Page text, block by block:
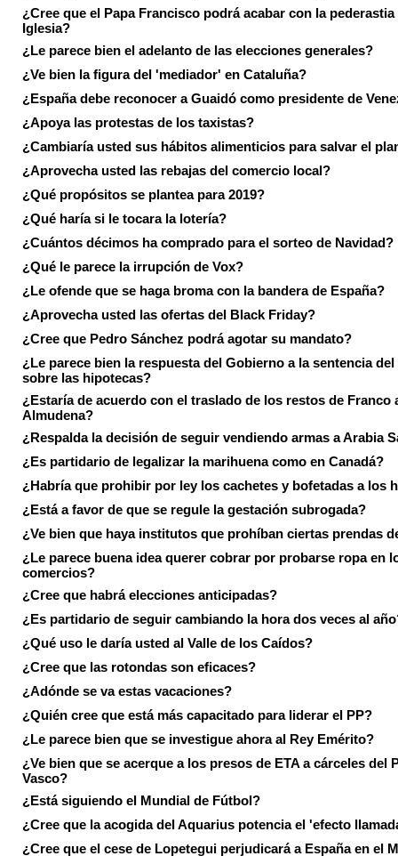
¿Cree que el Papa Francisco podrá acabar con la pederastia
Iglesia?
¿Le parece bien el adelanto de las elecciones generales?
¿Ve bien la figura del 'mediador' en Cataluña?
¿España debe reconocer a Guaidó como presidente de
¿Apoya las protestas de los taxistas?
¿Cambiaría usted sus hábitos alimenticios para salvar el
¿Aprovecha usted las rebajas del comercio local?
¿Qué propósitos se plantea para 2019?
¿Qué haría si le tocara la lotería?
¿Cuántos décimos ha comprado para el sorteo de Navidad?
¿Qué le parece la irrupción de Vox?
¿Le ofende que se haga broma con la bandera de España?
¿Aprovecha usted las ofertas del Black Friday?
¿Cree que Pedro Sánchez podrá agotar su mandato?
¿Le parece bien la respuesta del Gobierno a la sentencia
sobre las hipotecas?
¿Estaría de acuerdo con el traslado de los restos de Franco
Almudena?
¿Respalda la decisión de seguir vendiendo armas a Arabia
¿Es partidario de legalizar la marihuena como en Canadá?
¿Habría que prohibir por ley los cachetes y bofetadas a los
¿Está a favor de que se regule la gestación subrogada?
¿Ve bien que haya institutos que prohíban ciertas prendas
¿Le parece buena idea querer cobrar por probarse ropa en
comercios?
¿Cree que habrá elecciones anticipadas?
¿Es partidario de seguir cambiando la hora dos veces al
¿Qué uso le daría usted al Valle de los Caídos?
¿Cree que las rotondas son eficaces?
¿Adónde se va estas vacaciones?
¿Quién cree que está más capacitado para liderar el PP?
¿Le parece bien que se investigue ahora al Rey Emérito?
¿Ve bien que se acerque a los presos de ETA a cárceles del
Vasco?
¿Está siguiendo el Mundial de Fútbol?
¿Cree que la acogida del Aquarius potencia el 'efecto
¿Cree que el cese de Lopetegui perjudicará a España en el